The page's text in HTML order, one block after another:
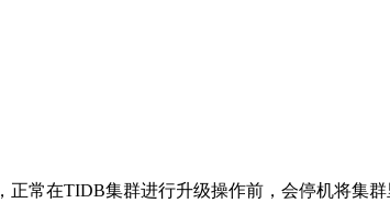
常在TIDB集群进行升级操作前，会停机将集